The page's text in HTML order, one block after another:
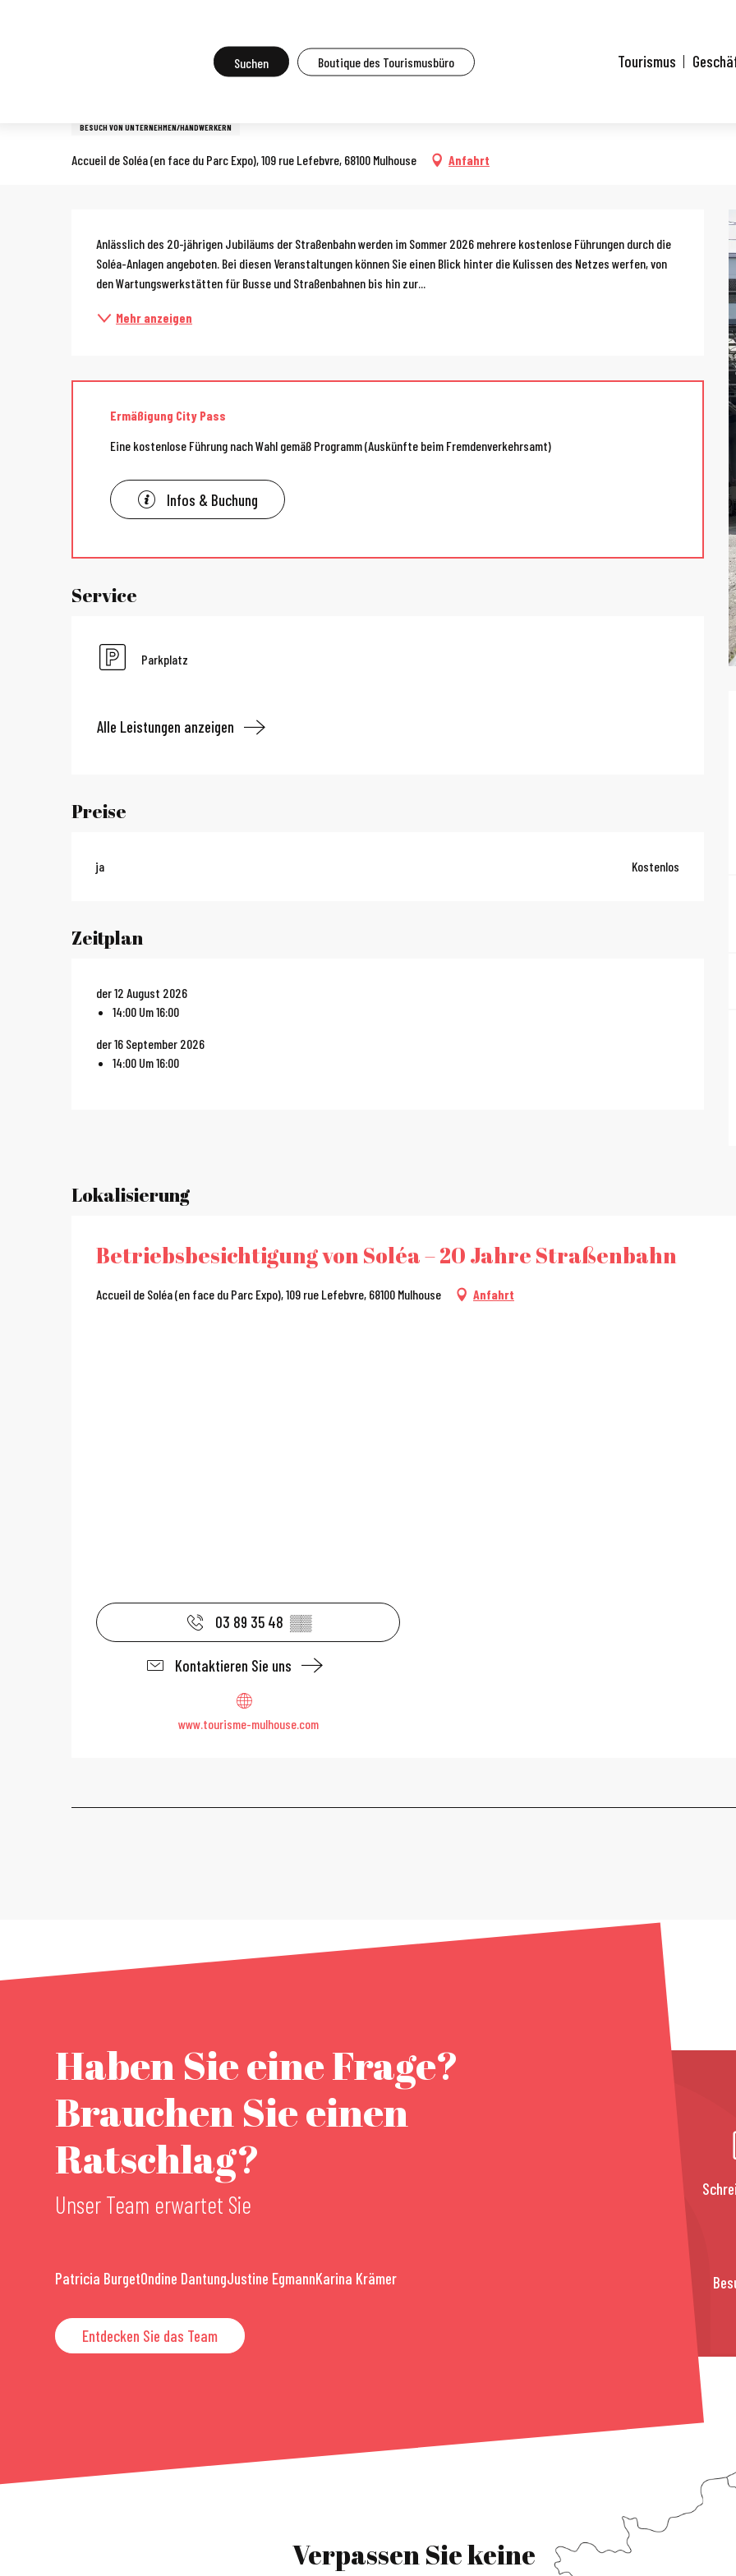
Boutique des Tourismusbüro
Suche Tourismus
Mittwoch 12. august von 14:00 bis zu 16:00 / Mittwoch 16. september von 14:00 bis zu 16:00
BESUCH VON UNTERNEHMEN/HANDWERKERN
Accueil de Soléa (en face du Parc Expo), 109 rue Lefebvre, 68100 Mulhouse Anfahrt
Beschreibung
Anlässlich des 20-jährigen Jubiläums der Straßenbahn werden im Sommer 2026 mehrere kostenlose Führungen durch die
Soléa-Anlagen angeboten. Bei diesen Veranstaltungen können Sie einen Blick hinter die Kulissen des Netzes werfen, von
den Wartungswerkstätten für Busse und Straßenbahnen bis hin zur...
Mehr anzeigen
Ermäßigung City Pass
Eine kostenlose Führung nach Wahl gemäß Programm (Auskünfte beim Fremdenverkehrsamt)
Infos & Buchung
Service
Parkplatz
Alle Leistungen anzeigen
Preise
ja Kostenlos
Zeitplan
der 12 August 2026
14:00 Um 16:00
der 16 September 2026
14:00 Um 16:00
Lokalisierung
Betriebsbesichtigung von Soléa – 20 Jahre Straßenbahn
Accueil de Soléa (en face du Parc Expo), 109 rue Lefebvre, 68100 Mulhouse Anfahrt
03 89 35 48 ▒▒
Kontaktieren Sie uns
www.tourisme-mulhouse.com
Haben Sie eine Frage?
Brauchen Sie einen
Ratschlag?
Unser Team erwartet Sie
Patricia BurgetOndine DantungJustine EgmannKarina Krämer
Entdecken Sie das Team
Verpassen Sie keine